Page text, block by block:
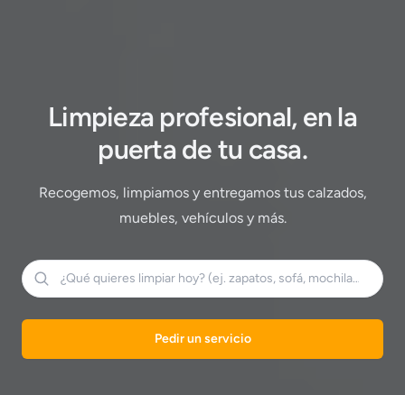
Limpieza profesional, en la
puerta de tu casa.
Recogemos, limpiamos y entregamos tus calzados,
muebles, vehículos y más.
Pedir un servicio